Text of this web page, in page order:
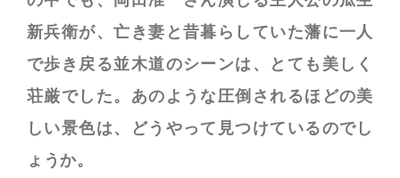
新兵衛が、亡き妻と昔暮らしていた藩に一人
で歩き戻る並木道のシーンは、とても美しく
荘厳でした。あのような圧倒されるほどの美
しい景色は、どうやって見つけているのでし
ょうか。